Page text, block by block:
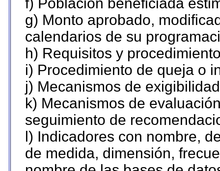
g) Monto aprobado,
calendarios de su
h) Requisitos y
i) Procedimiento de queja o
j) Mecanismos de
k) Mecanismos de
seguimiento de
l) Indicadores con nombre,
de medida, dimensión,